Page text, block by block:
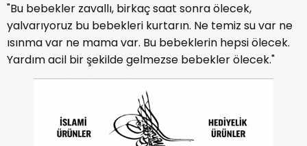
"Bu bebekler zavallı, birkaç saat sonra ölecek,
yalvarıyoruz bu bebekleri kurtarın. Ne temiz su var ne
ısınma var ne mama var. Bu bebeklerin hepsi ölecek.
Yardım acil bir şekilde gelmezse bebekler ölecek."